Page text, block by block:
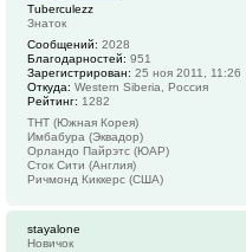
Tuberculezz
Знаток
Сообщений: 2028
Благодарностей: 951
Зарегистрирован: 25 ноя 2011, 11:26
Откуда: Western Siberia, Россия
Рейтинг: 1282
ТНТ (Южная Корея)
Имбабура (Эквадор)
Орландо Пайрэтс (ЮАР)
Сток Сити (Англия)
Ричмонд Киккерс (США)
stayalone
Новичок